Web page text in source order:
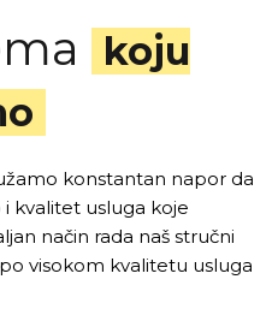
koju
konstantan napor da
kvalitet usluga koje
način rada naš stručni
visokom kvalitetu usluga